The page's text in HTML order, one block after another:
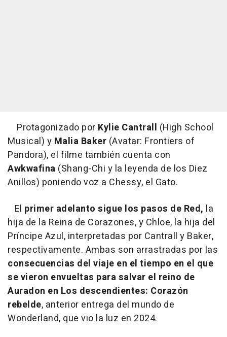
Protagonizado por Kylie Cantrall (High School
Musical) y Malia Baker (Avatar: Frontiers of
Pandora), el filme también cuenta con
Awkwafina (Shang-Chi y la leyenda de los Diez
Anillos) poniendo voz a Chessy, el Gato.
El primer adelanto sigue los pasos de Red, la
hija de la Reina de Corazones, y Chloe, la hija del
Príncipe Azul, interpretadas por Cantrall y Baker,
respectivamente. Ambas son arrastradas por las
consecuencias del viaje en el tiempo en el que
se vieron envueltas para salvar el reino de
Auradon en Los descendientes: Corazón
rebelde, anterior entrega del mundo de
Wonderland, que vio la luz en 2024.